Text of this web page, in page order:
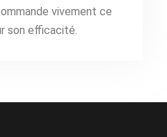
vivement ce
son efficacité.